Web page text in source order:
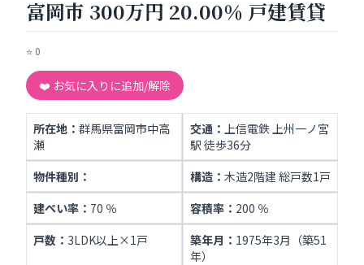
富岡市 300万円 20.00％ 戸建賃貸
⭐ 0
❤️ お気に入りに追加/解除
所在地： 群馬県富岡市中高
瀬
交通： 上信電鉄 上州一ノ宮
駅 徒歩36分
物件種別：
構造： 木造2階建 総戸数1戸
建ぺい率： 70 ％ 容積率： 200 ％
戸数： 3LDK以上×1戸 築年月： 1975年3月（築51
年）